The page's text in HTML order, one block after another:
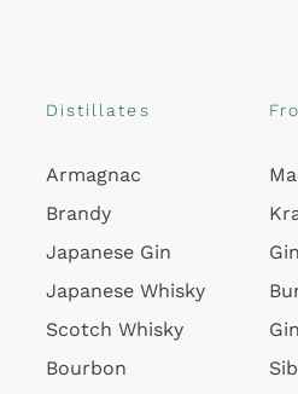
Distillates
Armagnac
Brandy
Japanese Gin
Japanese Whisky
Scotch Whisky
Bourbon